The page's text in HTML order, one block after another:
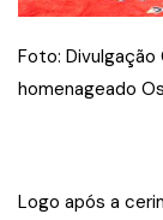
Foto:
homenageado
Logo após a